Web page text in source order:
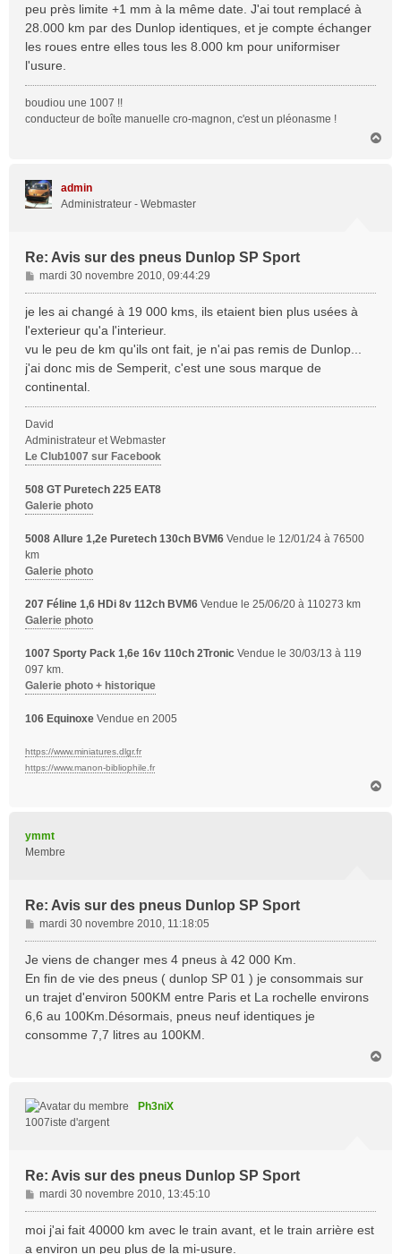
a
g
e
peu près limite +1 mm à la même date. J'ai tout remplacé à
28.000 km par des Dunlop identiques, et je compte échanger
les roues entre elles tous les 8.000 km pour uniformiser
l'usure.
boudiou une 1007 !!
conducteur de boîte manuelle cro-magnon, c'est un pléonasme !
admin
Administrateur - Webmaster
Re: Avis sur des pneus Dunlop SP Sport
M
e
s
a
g
e
mardi 30 novembre 2010, 09:44:29
je les ai changé à 19 000 kms, ils etaient bien plus usées à
l'exterieur qu'a l'interieur.
vu le peu de km qu'ils ont fait, je n'ai pas remis de Dunlop...
j'ai donc mis de Semperit, c'est une sous marque de
continental.
David
Administrateur et Webmaster
Le Club1007 sur Facebook
508 GT Puretech 225 EAT8
Galerie photo
5008 Allure 1,2e Puretech 130ch BVM6 Vendue le 12/01/24 à 76500
km
Galerie photo
207 Féline 1,6 HDi 8v 112ch BVM6 Vendue le 25/06/20 à 110273 km
Galerie photo
1007 Sporty Pack 1,6e 16v 110ch 2Tronic Vendue le 30/03/13 à 119
097 km.
Galerie photo + historique
106 Equinoxe Vendue en 2005
https://www.miniatures.dlgr.fr
https://www.manon-bibliophile.fr
ymmt
Membre
Re: Avis sur des pneus Dunlop SP Sport
M
e
s
a
g
e
mardi 30 novembre 2010, 11:18:05
Je viens de changer mes 4 pneus à 42 000 Km.
En fin de vie des pneus ( dunlop SP 01 ) je consommais sur
un trajet d'environ 500KM entre Paris et La rochelle environs
6,6 au 100Km.Désormais, pneus neuf identiques je
consomme 7,7 litres au 100KM.
Ph3niX
1007iste d'argent
Re: Avis sur des pneus Dunlop SP Sport
M
e
s
mardi 30 novembre 2010, 13:45:10
moi j'ai fait 40000 km avec le train avant, et le train arrière est
a environ un peu plus de la mi-usure.